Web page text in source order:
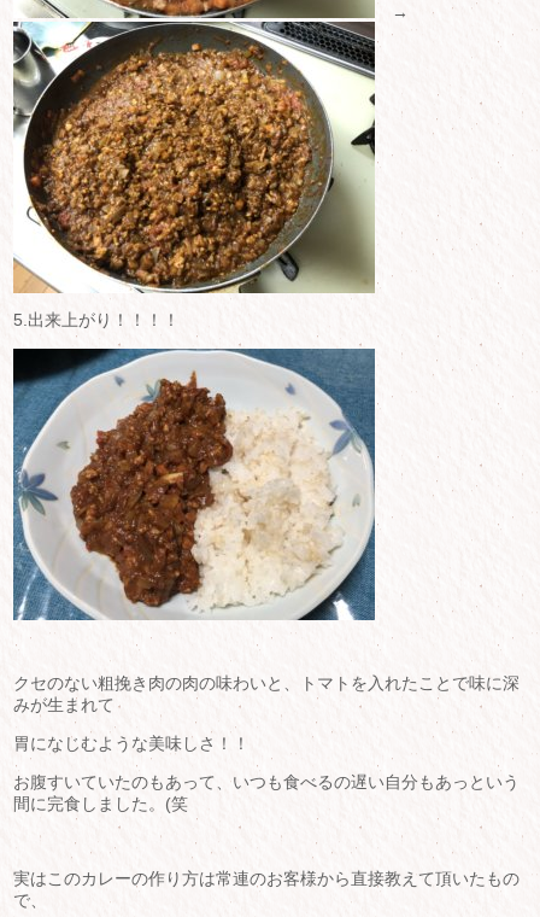
→
5.出来上がり！！！！
クセのない粗挽き肉の肉の味わいと、トマトを入れたことで味に深
みが生まれて
胃になじむような美味しさ！！
お腹すいていたのもあって、いつも食べるの遅い自分もあっという
間に完食しました。(笑
実はこのカレーの作り方は常連のお客様から直接教えて頂いたもの
で、